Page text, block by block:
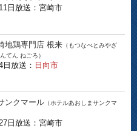
日放送：宮崎市
地鶏専門店 根来 （もつなべとみやざ
てん ねごろ）
放送： 日向市
ンクマール （ホテルあおしまサンクマ
日放送：宮崎市